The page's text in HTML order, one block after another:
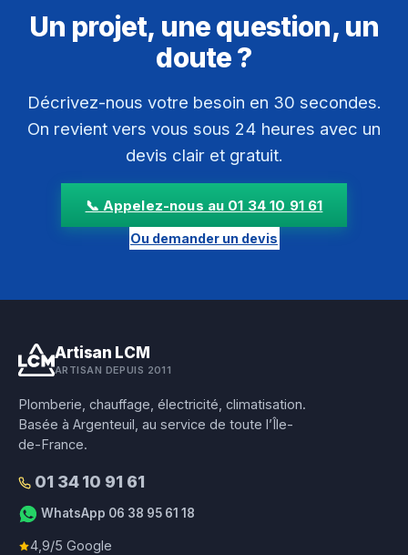
Un projet, une question, un
doute ?
Décrivez-nous votre besoin en 30 secondes.
On revient vers vous sous 24 heures avec un
devis clair et gratuit.
📞 Appelez-nous au 01 34 10 91 61
Ou demander un devis
Artisan LCM
ARTISAN DEPUIS 2011
Plomberie, chauffage, électricité, climatisation.
Basée à Argenteuil, au service de toute l’Île-
de-France.
01 34 10 91 61
WhatsApp 06 38 95 61 18
4,9/5 Google